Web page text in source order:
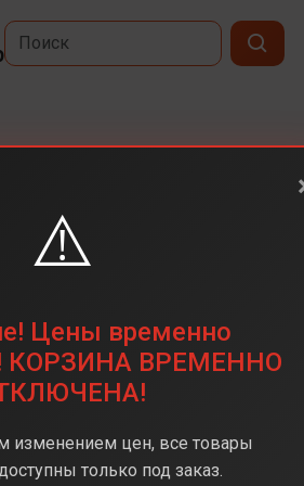
⚠️
Цены временно
КОРЗИНА ВРЕМЕННО
изменением цен, все товары
только под заказ.